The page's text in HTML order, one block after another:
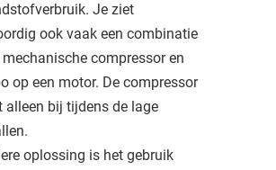
Je ziet
ook vaak een combinatie
compressor en
op een motor. De compressor
alleen bij tijdens de lage
oplossing is het gebruik